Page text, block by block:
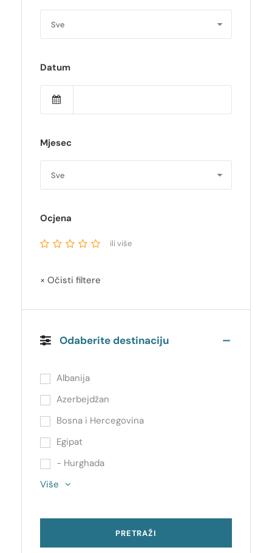
Datum
Mjesec
Ocjena
ili više
× Očisti filtere
Odaberite destinaciju
Albanija
Azerbejdžan
Bosna i Hercegovina
Egipat
- Hurghada
Više